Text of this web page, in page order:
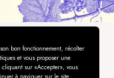
bon fonctionnement, récolter
et vous proposer une
sur «Accepter», vous